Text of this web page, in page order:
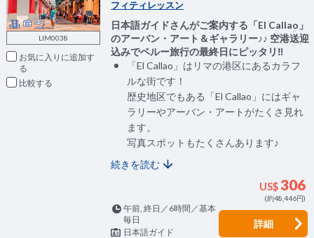
LIM0038
お気に入りに追加
比較
フィティレッスン
日本語ガイドさんがご案内する「El Callao」
のアーバン・アート＆ギャラリー♪♪ 空港送迎
込みでペルー旅行の最終日にピッタリ‼
「El Callao」はリマの港区にあるカラフ
ルな街です！
歴史地区でもある「El Callao」にはギャ
ラリーやアーバン・アートがたくさ見れ
ます。
写真スポットもたくさんあります♪
続きを読む
US$306
(約48,446円)
午前, 終日／6時間／基本
毎日
日本語ガイド
詳細